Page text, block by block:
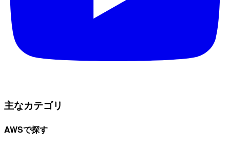
主なカテゴリ
AWSで探す